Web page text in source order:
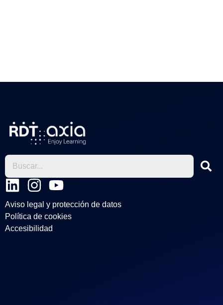
L
i
n
k
I
n
s
t
Y
o
u
Aviso legal y protección de datos
Política de cookies
Accesibilidad